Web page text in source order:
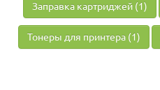
Заправка картриджей (1)
Тонеры для принтера (1)